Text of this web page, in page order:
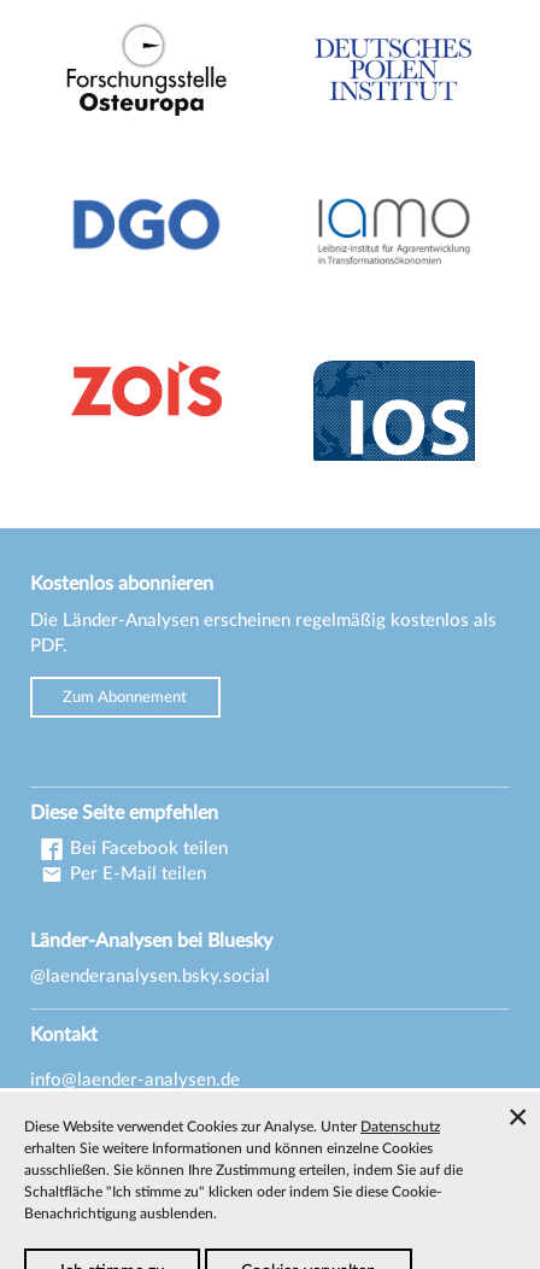
Kostenlos abonnieren
Die Länder-Analysen erscheinen regelmäßig kostenlos als
PDF.
Zum Abonnement
Diese Seite empfehlen
Bei Facebook teilen
Per E-Mail teilen
Länder-Analysen bei Bluesky
@laenderanalysen.bsky.social
Kontakt
info@laender-analysen.de
Fax: 0421/218-69607
Redaktionen
Wissenschaftliche Beiräte
Über die Länder-Analysen
Diese Website verwendet Cookies zur Analyse. Unter Datenschutz
erhalten Sie weitere Informationen und können einzelne Cookies
ausschließen. Sie können Ihre Zustimmung erteilen, indem Sie auf die
Schaltfläche "Ich stimme zu" klicken oder indem Sie diese Cookie-
Benachrichtigung ausblenden.